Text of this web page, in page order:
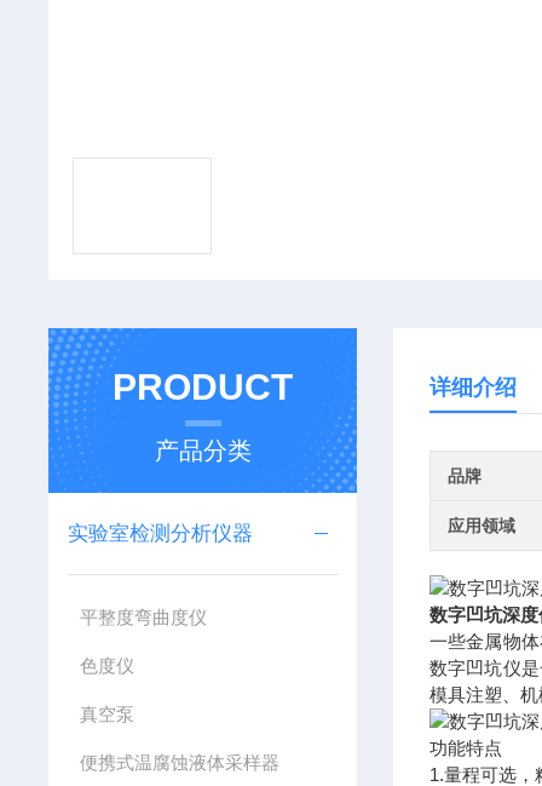
PRODUCT
产品分类
实验室检测分析仪器
平整度弯曲度仪
色度仪
真空泵
便携式温腐蚀液体采样器
详细介绍
品牌
应用领域
数字凹坑深
一些金属物
数字凹坑仪
模具注塑、
功能特点
1.量程可选，